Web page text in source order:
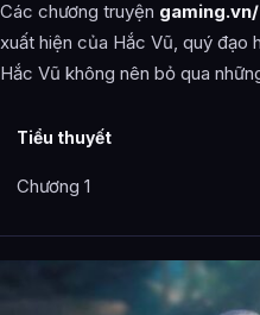
Các chương truyện
xuất hiện của Hắc Vũ, quý đạo
Hắc Vũ không nên bỏ qua
Tiểu thuyết
Chương 1